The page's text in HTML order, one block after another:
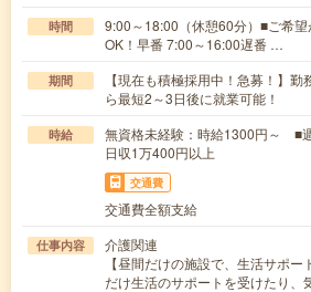
時間
9:00～18:00（休憩60分）■ご希
OK！早番 7:00～16:00遅番 …
期間
【現在も積極採用中！急募！】
ら最短2～3日後に就業可能！
時給
無資格未経験：時給1300円～
日収1万400円以上
交通費
交通費全額支給
仕事内容
介護関連
【昼間だけの施設で、生活サポ
だけ生活のサポートを受けたり